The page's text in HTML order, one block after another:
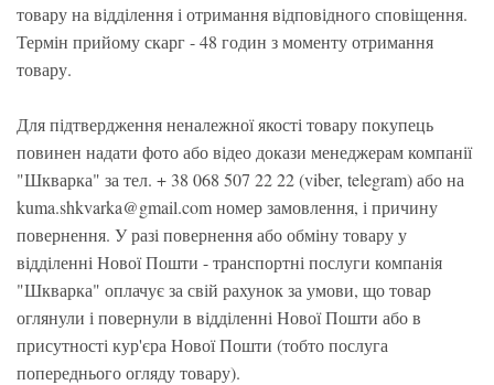
товару на відділення і отримання відповідного сповіщення.
Термін прийому скарг - 48 годин з моменту отримання
товару.
Для підтвердження неналежної якості товару покупець
повинен надати фото або відео докази менеджерам компанії
"Шкварка" за тел. + 38 068 507 22 22 (viber, telegram) або на
kuma.shkvarka@gmail.com номер замовлення, і причину
повернення. У разі повернення або обміну товару у
відділенні Нової Пошти - транспортні послуги компанія
"Шкварка" оплачує за свій рахунок за умови, що товар
оглянули і повернули в відділенні Нової Пошти або в
присутності кур'єра Нової Пошти (тобто послуга
попереднього огляду товару).